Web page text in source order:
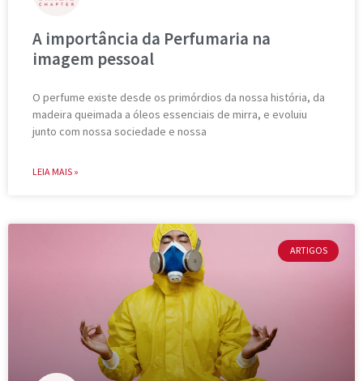
A importância da Perfumaria na
imagem pessoal
O perfume existe desde os primórdios da nossa história, da
madeira queimada a óleos essenciais de mirra, e evoluiu
junto com nossa sociedade e nossa
LEIA MAIS »
ARTIGOS